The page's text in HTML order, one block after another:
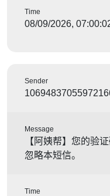
Time
08/09/2026,
Sender
Message
【阿姨帮】您的验
忽略本短信。
Time